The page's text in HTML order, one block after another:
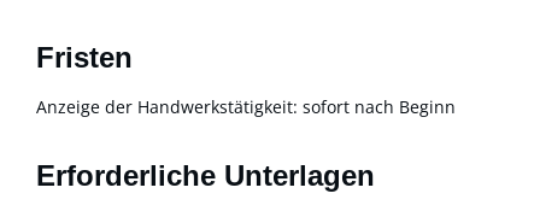
Fristen
Anzeige der Handwerkstätigkeit: sofort nach Beginn
Erforderliche Unterlagen